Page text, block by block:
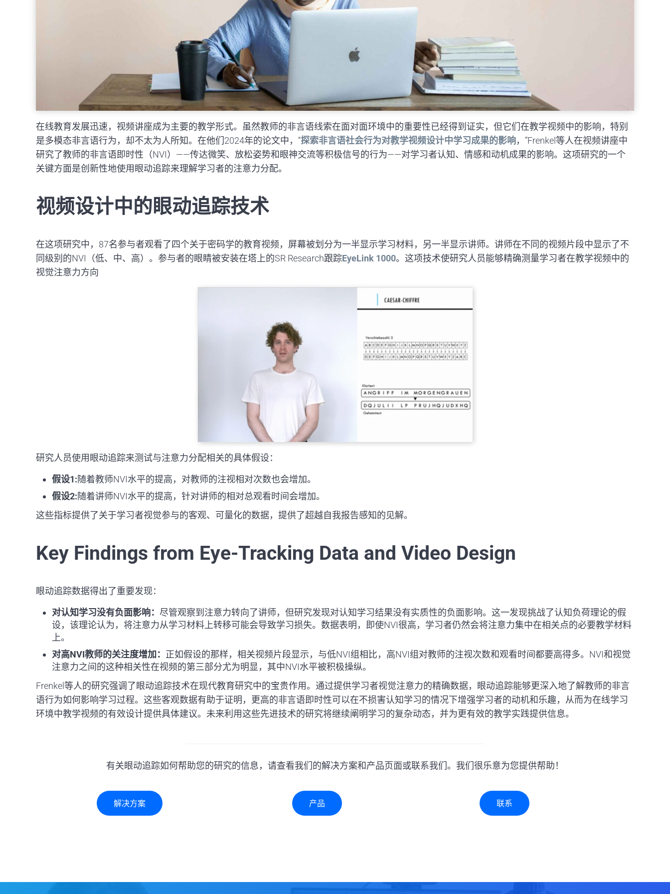
在线教育发展迅速，视频讲座成为主要的教学形式。虽然教师的非言语线索在面对面环境中的重要性已经得到证实，但它们在教学视频中的影响，特别
是多模态非言语行为，却不太为人所知。在他们2024年的论文中，“探索非言语社会行为对教学视频设计中学习成果的影响，”Frenkel等人在视频讲座中
研究了教师的非言语即时性（NVI）——传达微笑、放松姿势和眼神交流等积极信号的行为——对学习者认知、情感和动机成果的影响。这项研究的一个
关键方面是创新性地使用眼动追踪来理解学习者的注意力分配。
视频设计中的眼动追踪技术
在这项研究中，87名参与者观看了四个关于密码学的教育视频，屏幕被划分为一半显示学习材料，另一半显示讲师。讲师在不同的视频片段中显示了不
同级别的NVI（低、中、高）。参与者的眼睛被安装在塔上的SR Research跟踪EyeLink 1000。这项技术使研究人员能够精确测量学习者在教学视频中的
视觉注意力方向
研究人员使用眼动追踪来测试与注意力分配相关的具体假设：
假设1:随着教师NVI水平的提高，对教师的注视相对次数也会增加。
假设2:随着讲师NVI水平的提高，针对讲师的相对总观看时间会增加。
这些指标提供了关于学习者视觉参与的客观、可量化的数据，提供了超越自我报告感知的见解。
Key Findings from Eye-Tracking Data and Video Design
眼动追踪数据得出了重要发现：
对认知学习没有负面影响： 尽管观察到注意力转向了讲师，但研究发现对认知学习结果没有实质性的负面影响。这一发现挑战了认知负荷理论的假
设，该理论认为，将注意力从学习材料上转移可能会导致学习损失。数据表明，即使NVI很高，学习者仍然会将注意力集中在相关点的必要教学材料
上。
对高NVI教师的关注度增加： 正如假设的那样，相关视频片段显示，与低NVI组相比，高NVI组对教师的注视次数和观看时间都要高得多。NVI和视觉
注意力之间的这种相关性在视频的第三部分尤为明显，其中NVI水平被积极操纵。
Frenkel等人的研究强调了眼动追踪技术在现代教育研究中的宝贵作用。通过提供学习者视觉注意力的精确数据，眼动追踪能够更深入地了解教师的非言
语行为如何影响学习过程。这些客观数据有助于证明，更高的非言语即时性可以在不损害认知学习的情况下增强学习者的动机和乐趣，从而为在线学习
环境中教学视频的有效设计提供具体建议。未来利用这些先进技术的研究将继续阐明学习的复杂动态，并为更有效的教学实践提供信息。
有关眼动追踪如何帮助您的研究的信息，请查看我们的解决方案和产品页面或联系我们。我们很乐意为您提供帮助！
解决方案 产品 联系